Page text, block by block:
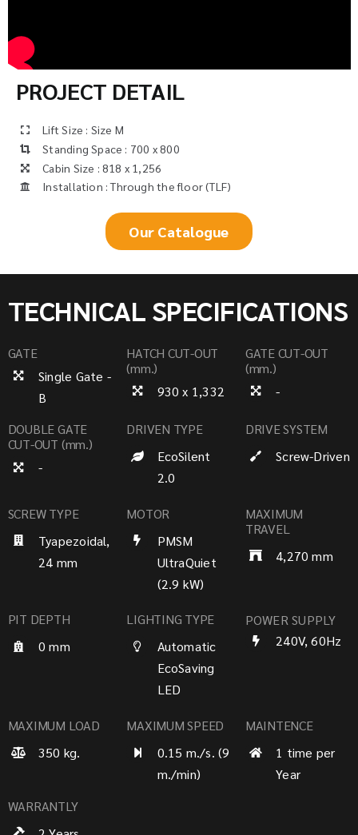
PROJECT DETAIL
Lift Size : Size M
Standing Space : 700 x 800
Cabin Size : 818 x 1,256
Installation : Through the floor (TLF)
Our Catalogue
TECHNICAL SPECIFICATIONS
GATE
Single Gate -
B
HATCH CUT-OUT
(mm.)
930 x 1,332
GATE CUT-OUT
(mm.)
-
DOUBLE GATE
CUT-OUT (mm.)
-
DRIVEN TYPE
EcoSilent
2.0
DRIVE SYSTEM
Screw-Driven
SCREW TYPE
Tyapezoidal,
24 mm
MOTOR
PMSM
UltraQuiet
(2.9 kW)
MAXIMUM
TRAVEL
4,270 mm
PIT DEPTH
0 mm
LIGHTING TYPE
Automatic
EcoSaving
LED
POWER SUPPLY
240V, 60Hz
MAXIMUM LOAD
350 kg.
MAXIMUM SPEED
0.15 m./s. (9
m./min)
MAINTENCE
1 time per
Year
WARRANTLY